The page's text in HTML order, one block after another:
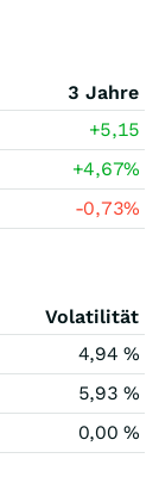
3 Jahre
+5,15
+4,67%
-0,73%
Volatilität
4,94 %
5,93 %
0,00 %